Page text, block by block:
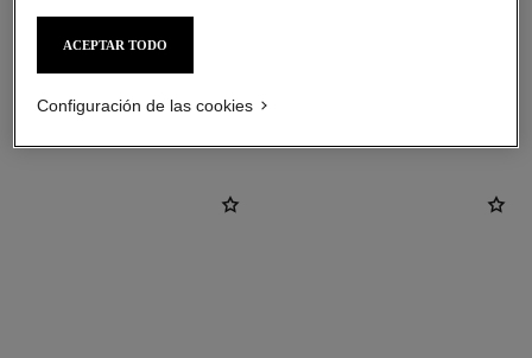
Oro blanco de 18 quilates
DESCUBRA TAMBIÉN
ACEPTAR TODO
Configuración de las cookies